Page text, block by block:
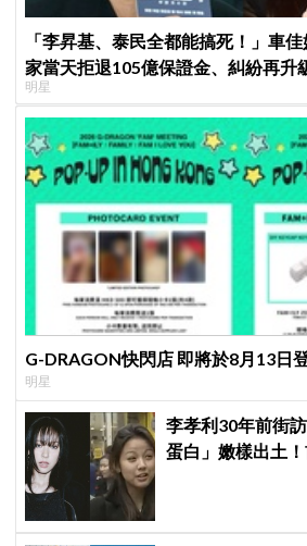
「李昇基、泰民全都能搞死！」車
家當天拒退105億保證金、糾紛再升
明星
G-DRAGON快閃店 即將於8月13日
明星
李孝利30年前街
蛋白」嫩樣出土